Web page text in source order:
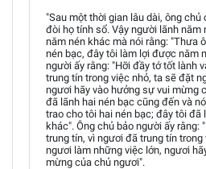
"Sau một thời gian lâu dài, ông chủ
đòi họ tính sổ. Vậy người lãnh năm
năm nén khác mà nói rằng: "Thưa
nén bạc, đây tôi làm lợi được năm
người ấy rằng: "Hỡi đầy tớ tốt lành
trung tín trong việc nhỏ, ta sẽ đặt
ngươi hãy vào hưởng sự vui mừng
đã lãnh hai nén bạc cũng đến và
trao cho tôi hai nén bạc; đây tôi đã
khác". Ông chủ bảo người ấy rằng:
trung tín, vì ngươi đã trung tín
ngươi làm những việc lớn, ngươi
mừng của chủ ngươi".